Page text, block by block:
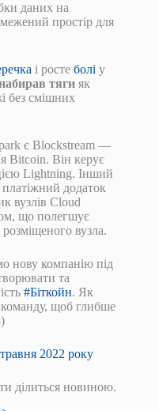
даних на
простір для
і росте болі у
тяги як
без смішних
є Blockstream —
Bitcoin. Він керує
Lightning. Інший
додаток
вузлів Cloud
що полегшує
вузла.
нову компанію під
та
#Біткойн. Як
щоб глибше
2022 року
ділиться новиною.